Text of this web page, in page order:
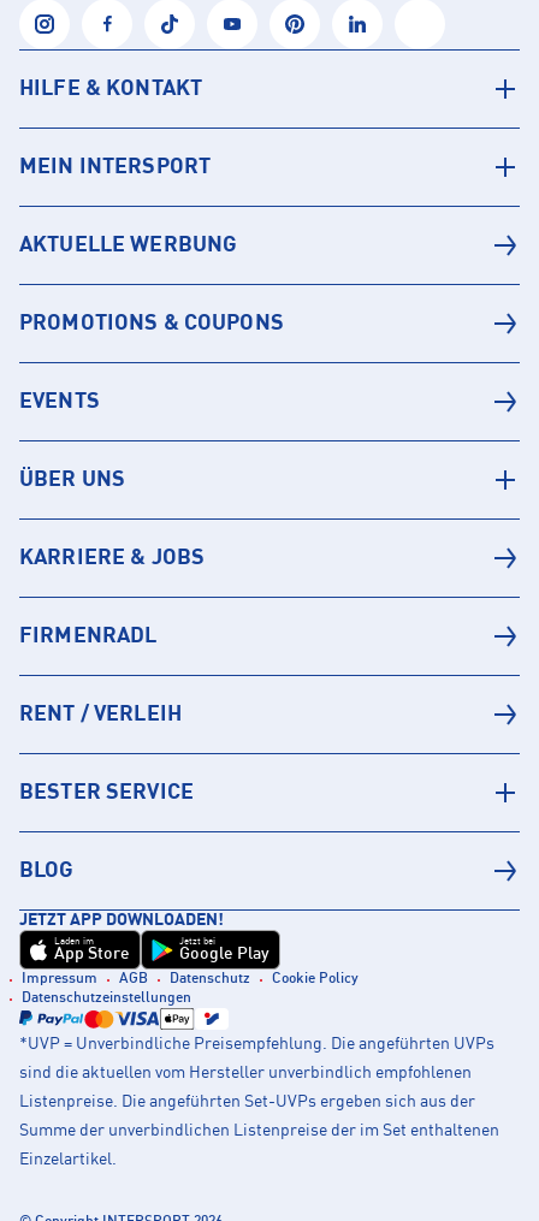
HILFE & KONTAKT
MEIN INTERSPORT
AKTUELLE WERBUNG
PROMOTIONS & COUPONS
EVENTS
ÜBER UNS
KARRIERE & JOBS
FIRMENRADL
RENT / VERLEIH
BESTER SERVICE
BLOG
JETZT APP DOWNLOADEN!
Laden im
App Store
Jetzt bei
Google Play
Impressum AGB Datenschutz
Cookie Policy
Datenschutzeinstellungen
*UVP = Unverbindliche Preisempfehlung. Die angeführten UVPs
sind die aktuellen vom Hersteller unverbindlich empfohlenen
Listenpreise. Die angeführten Set-UVPs ergeben sich aus der
Summe der unverbindlichen Listenpreise der im Set enthaltenen
Einzelartikel.